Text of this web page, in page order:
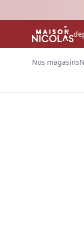
Nos magasins